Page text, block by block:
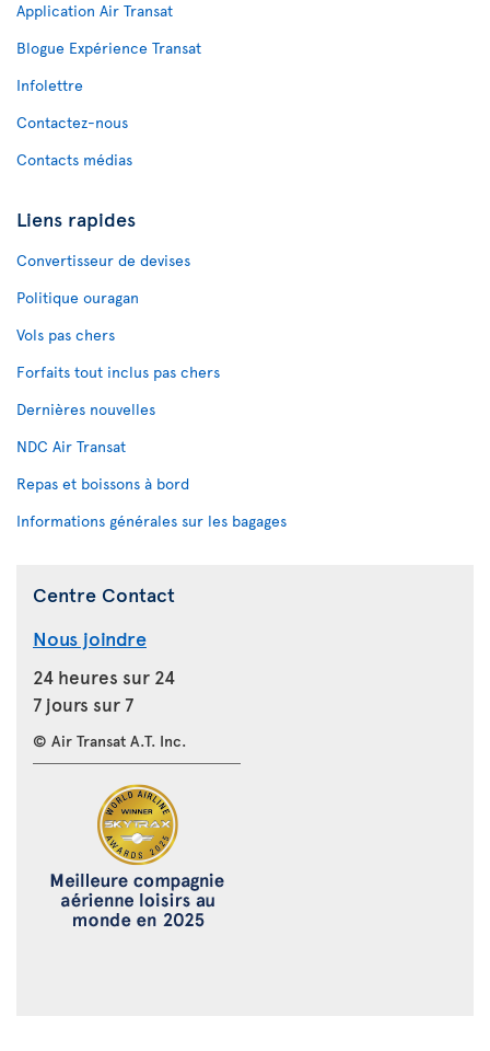
Application Air Transat
Blogue Expérience Transat
Infolettre
Contactez-nous
Contacts médias
Liens rapides
Convertisseur de devises
Politique ouragan
Vols pas chers
Forfaits tout inclus pas chers
Dernières nouvelles
NDC Air Transat
Repas et boissons à bord
Informations générales sur les bagages
Centre Contact
Nous joindre
24 heures sur 24
7 jours sur 7
© Air Transat A.T. Inc.